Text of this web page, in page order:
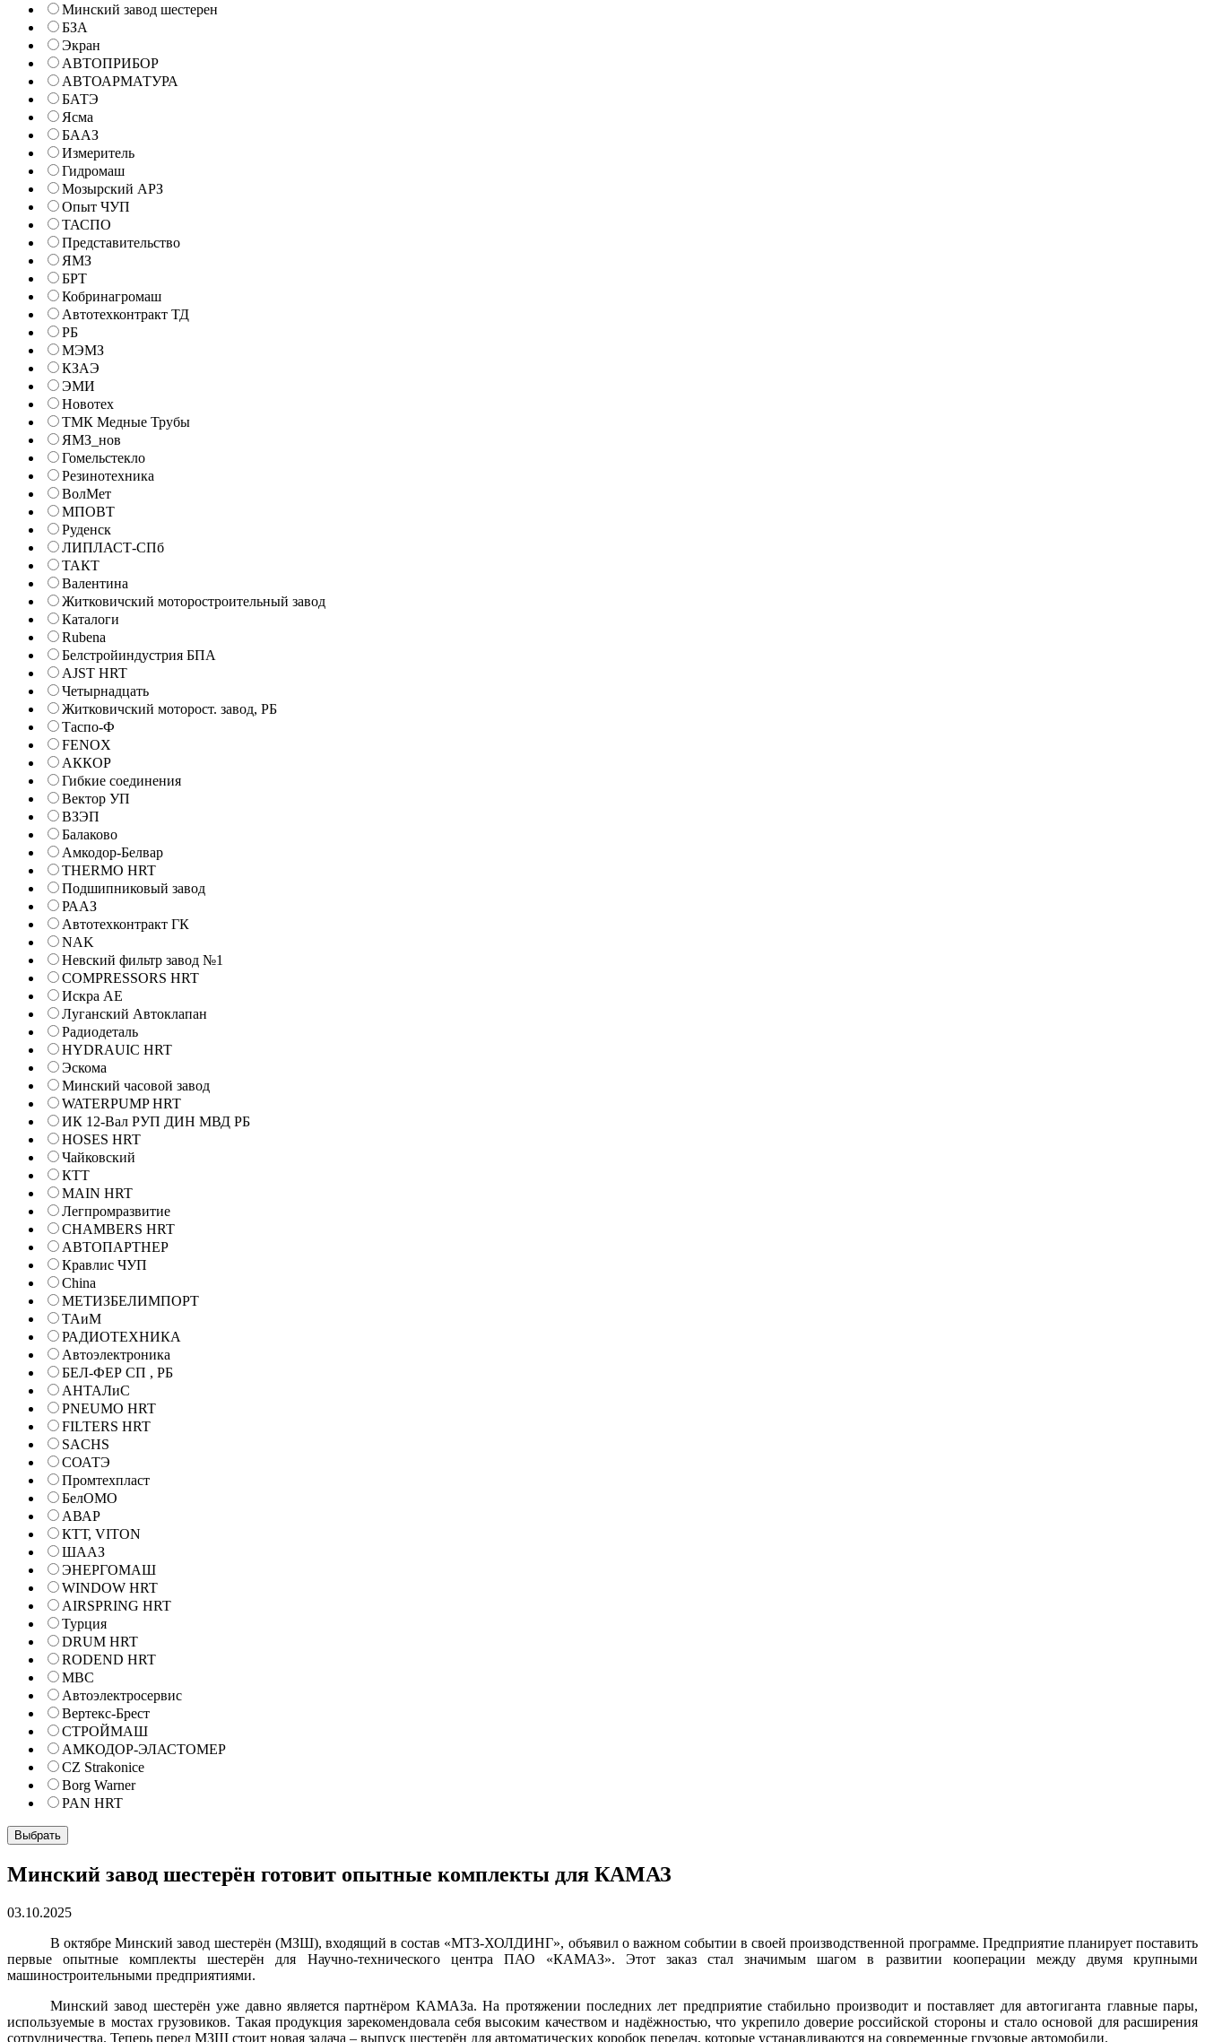
Минский завод шестерен
БЗА
Экран
АВТОПРИБОР
АВТОАРМАТУРА
БАТЭ
Ясма
БААЗ
Измеритель
Гидромаш
Мозырский АРЗ
Опыт ЧУП
ТАСПО
Представительство
ЯМЗ
БРТ
Кобринагромаш
Автотехконтракт ТД
РБ
МЭМЗ
КЗАЭ
ЭМИ
Новотех
ТМК Медные Трубы
ЯМЗ_нов
Гомельстекло
Резинотехника
ВолМет
МПОВТ
Руденск
ЛИПЛАСТ-СПб
ТАКТ
Валентина
Житковичский моторостроительный завод
Каталоги
Rubena
Белстройиндустрия БПА
AJST HRT
Четырнадцать
Житковичский моторост. завод, РБ
Таспо-Ф
FENOX
АККОР
Гибкие соединения
Вектор УП
ВЗЭП
Балаково
Амкодор-Белвар
THERMO HRT
Подшипниковый завод
РААЗ
Автотехконтракт ГК
NAK
Невский фильтр завод №1
COMPRESSORS HRT
Искра АЕ
Луганский Автоклапан
Радиодеталь
HYDRAUIC HRT
Эскома
Минский часовой завод
WATERPUMP HRT
ИК 12-Вал РУП ДИН МВД РБ
HOSES HRT
Чайковский
КТТ
MAIN HRT
Легпромразвитие
CHAMBERS HRT
АВТОПАРТНЕР
Кравлис ЧУП
China
МЕТИЗБЕЛИМПОРТ
ТАиМ
РАДИОТЕХНИКА
Автоэлектроника
БЕЛ-ФЕР СП , РБ
АНТАЛиС
PNEUMO HRT
FILTERS HRT
SACHS
СОАТЭ
Промтехпласт
БелОМО
АВАР
КТТ, VITON
ШААЗ
ЭНЕРГОМАШ
WINDOW HRT
AIRSPRING HRT
Турция
DRUM HRT
RODEND HRT
МВС
Автоэлектросервис
Вертекс-Брест
СТРОЙМАШ
АМКОДОР-ЭЛАСТОМЕР
CZ Strakonice
Borg Warner
PAN HRT
Минский завод шестерён готовит опытные комплекты для КАМАЗ
03.10.2025
В октябре Минский завод шестерён (МЗШ), входящий в состав «МТЗ-ХОЛДИНГ», объявил о важном событии в своей производственной программе. Предприятие планирует поставить
первые опытные комплекты шестерён для Научно-технического центра ПАО «КАМАЗ». Этот заказ стал значимым шагом в развитии кооперации между двумя крупными
машиностроительными предприятиями.
Минский завод шестерён уже давно является партнёром КАМАЗа. На протяжении последних лет предприятие стабильно производит и поставляет для автогиганта главные пары,
используемые в мостах грузовиков. Такая продукция зарекомендовала себя высоким качеством и надёжностью, что укрепило доверие российской стороны и стало основой для расширения
сотрудничества. Теперь перед МЗШ стоит новая задача – выпуск шестерён для автоматических коробок передач, которые устанавливаются на современные грузовые автомобили.